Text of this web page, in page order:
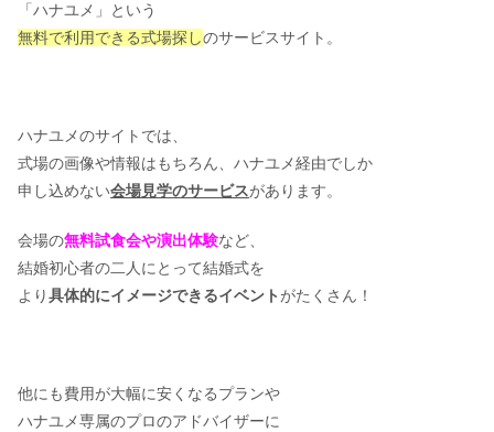
「ハナユメ」という
無料で利用できる式場探しのサービスサイト。
ハナユメのサイトでは、
式場の画像や情報はもちろん、ハナユメ経由でしか
申し込めない会場見学のサービスがあります。
会場の無料試食会や演出体験など、
結婚初心者の二人にとって結婚式を
より具体的にイメージできるイベント がたくさん！
他にも費用が大幅に安くなるプランや
ハナユメ専属のプロのアドバイザーに